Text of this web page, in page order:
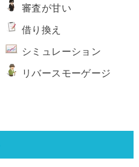
審査が甘い
借り換え
シミュレーション
リバースモーゲージ